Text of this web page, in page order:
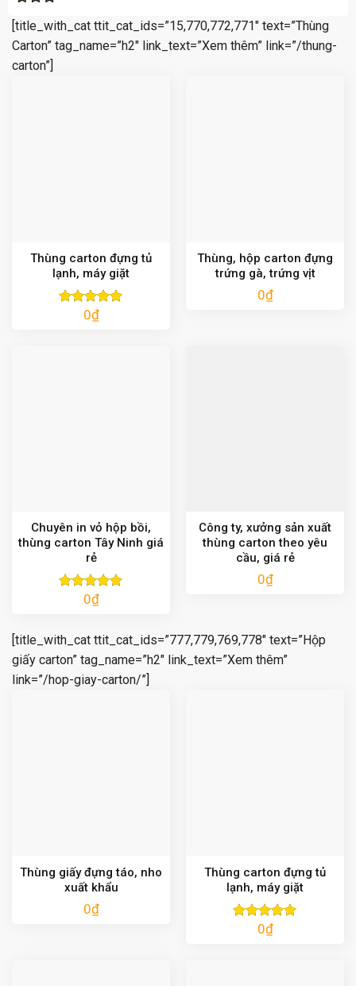
[title_with_cat ttit_cat_ids=”15,770,772,771″ text=”Thùng
Carton” tag_name=”h2″ link_text=”Xem thêm” link=”/thung-
carton”]
Thùng carton đựng tủ
lạnh, máy giặt
Được xếp
0₫
Thùng, hộp carton đựng
trứng gà, trứng vịt
0₫
Chuyên in vỏ hộp bồi,
thùng carton Tây Ninh giá
rẻ
Được xếp
0₫
Công ty, xưởng sản xuất
thùng carton theo yêu
cầu, giá rẻ
0₫
[title_with_cat ttit_cat_ids=”777,779,769,778″ text=”Hộp
giấy carton” tag_name=”h2″ link_text=”Xem thêm”
link=”/hop-giay-carton/”]
Thùng giấy đựng táo, nho
xuất khẩu
0₫
Thùng carton đựng tủ
lạnh, máy giặt
Được xếp
0₫